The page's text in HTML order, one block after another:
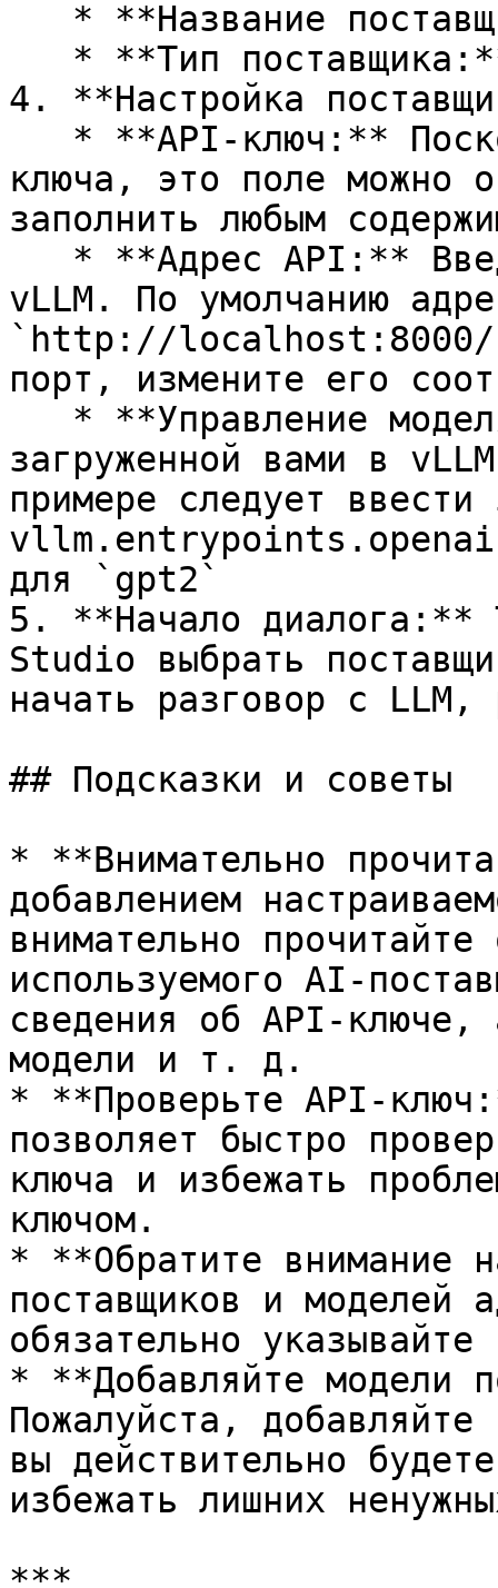
4. **Настройка
ключа, это поле можно
заполнить любым
vLLM. По умолчанию
`http://localhost:8000/
порт, измените его
загруженной вами в
примере следует
для `gpt2`
5. **Начало диалога:**
Studio выбрать
начать разговор с LLM,
## Подсказки и советы
* **Внимательно
добавлением
внимательно
используемого AI-
сведения об API-ключе,
модели и т. д.
* **Проверьте API-
позволяет быстро
ключа и избежать
ключом.
* **Обратите внимание
поставщиков и моделей
обязательно
* **Добавляйте модели
Пожалуйста,
вы действительно
избежать лишних